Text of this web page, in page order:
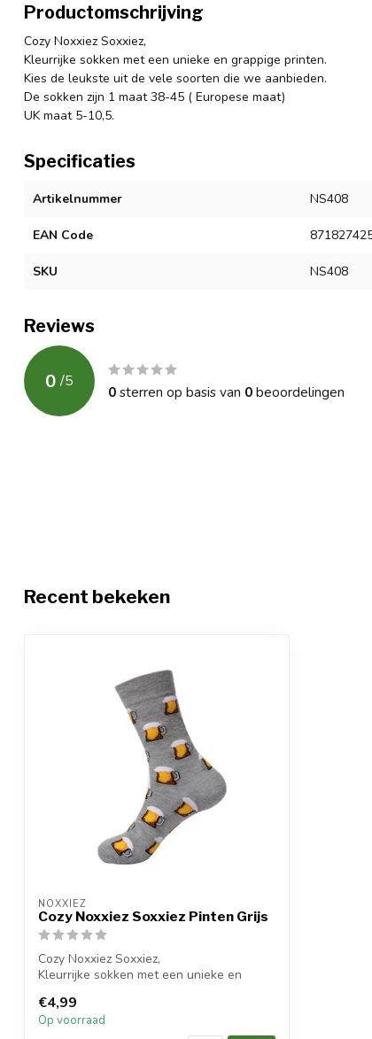
Productomschrijving
Cozy Noxxiez Soxxiez,
Kleurrijke sokken met een unieke en grappige printen.
Kies de leukste uit de vele soorten die we aanbieden.
De sokken zijn 1 maat 38-45 ( Europese maat)
UK maat 5-10,5.
Specificaties
Artikelnummer NS408
EAN Code
SKU NS408
Reviews
0 /5
0sterren op basis van 0beoordelingen
Recent bekeken
NOXXIEZ
Cozy Noxxiez Soxxiez Pinten Grijs
Cozy Noxxiez Soxxiez,
Kleurrijke sokken met een unieke en
Ki...
€4,99
Op voorraad